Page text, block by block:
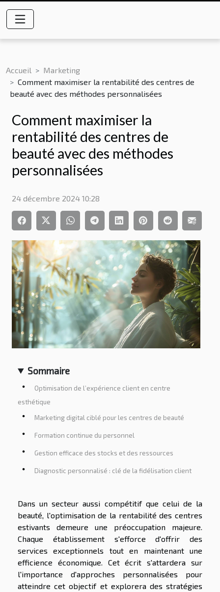
Accueil
Marketing
Comment maximiser la rentabilité des centres de
beauté avec des méthodes personnalisées
Comment maximiser la
rentabilité des centres de
beauté avec des méthodes
personnalisées
24 décembre 2024 10:28
Sommaire
Optimisation de l’expérience client en centre
esthétique
Marketing digital ciblé pour les centres de beauté
Formation continue du personnel
Gestion efficace des stocks et des ressources
Diagnostic personnalisé : clé de la fidélisation client
Dans un secteur aussi compétitif que celui de la
beauté, l'optimisation de la rentabilité des centres
estivants demeure une préoccupation majeure.
Chaque établissement s'efforce d'offrir des
services exceptionnels tout en maintenant une
efficience économique. Cet écrit s'attardera sur
l'importance d'approches personnalisées pour
atteindre cet objectif et explorera des stratégies